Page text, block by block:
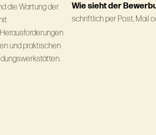
die Wartung der
und praktischen
Wie sieht der
schriftlich per Post, Mail